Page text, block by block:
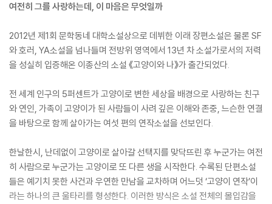
여전히 그를 사랑하는데, 이 마음은 무엇일까
2012년 제1회 문학동네 대학소설상으로 데뷔한 이래 장편소설은 물론 SF
와 호러, YA소설을 넘나들며 전방위 영역에서 13년 차 소설가로서의 저력
을 성실히 입증해온 이종산의 소설 《고양이와 나》가 출간되었다.
전 세계 인구의 5퍼센트가 고양이로 변한 세상을 배경으로 사랑하는 친구
와 연인, 가족이 고양이가 된 사람들이 사려 깊은 이해와 존중, 느슨한 연결
을 바탕으로 함께 살아가는 여섯 편의 연작소설을 선보인다.
한날한시, 난데없이 고양이로 살아갈 선택지를 맞닥뜨린 후 누군가는 여전
히 사람으로 누군가는 고양이로 또 다른 생을 시작한다. 수록된 단편소설
들은 예기치 못한 사건과 우연한 만남을 교차하며 어느덧 ‘고양이 연작’이
라는 하나의 큰 울타리를 형성한다. 이러한 방식은 소설 전체의 몰입감을